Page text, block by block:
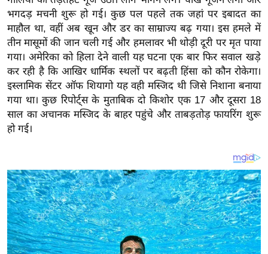
ष
ज्ञ
रा
य
ब
ज
ट
खे
के
ट
I
P
L
भगदड़ मचनी शुरू हो गई। कुछ पल पहले तक जहां पर इबादत का
माहौल था, वहीं अब खून और डर का साम्राज्य बढ़ गया। इस हमले में
तीन मासूमों की जान चली गई और हमलावर भी थोड़ी दूरी पर मृत पाया
गया। अमेरिका को हिला देने वाली यह घटना एक बार फिर सवाल खड़े
कर रही है कि आखिर धार्मिक स्थलों पर बढ़ती हिंसा को कौन रोकेगा।
इस्लामिक सेंटर ऑफ शियागो यह वही मस्जिद थी जिसे निशाना बनाया
गया था। कुछ रिपोर्ट्स के मुताबिक दो किशोर एक 17 और दूसरा 18
साल का अचानक मस्जिद के बाहर पहुंचे और ताबड़तोड़ फायरिंग शुरू
हो गई।